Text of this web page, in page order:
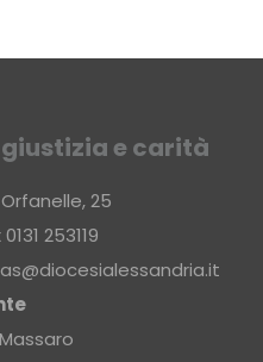
giustizia e carità
25
253119